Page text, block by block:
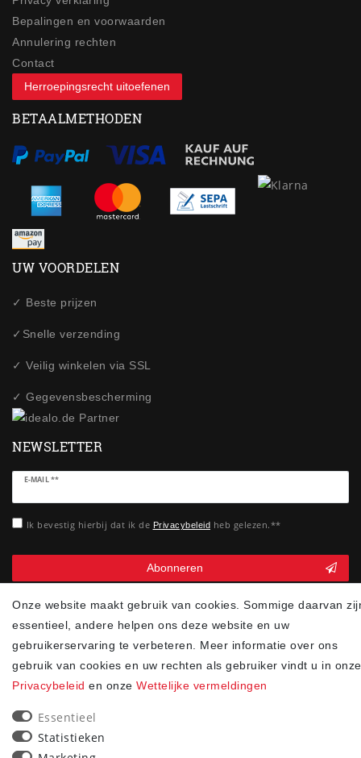
Bepalingen en voorwaarden
Annulering rechten
Contact
Herroepingsrecht uitoefenen
BETAALMETHODEN
UW VOORDELEN
✓ Beste prijzen
✓Snelle verzending
✓ Veilig winkelen via SSL
✓ Gegevensbescherming
Onze website maakt gebruik van cookies. Sommige daarvan
essentieel, andere helpen ons deze website en uw
gebruikerservaring te verbeteren. Meer informatie over ons
gebruik van cookies en uw rechten als gebruiker vindt u in onze
Privacybeleid en onze Wettelijke vermeldingen
Essentieel
Statistieken
NEWSLETTER
E-MAIL **
Ceres::Template.newsletterHoneypotLabel
Ik bevestig hierbij dat ik de Privacybeleid heb gelezen.**
Abonneren
90
trees were planted